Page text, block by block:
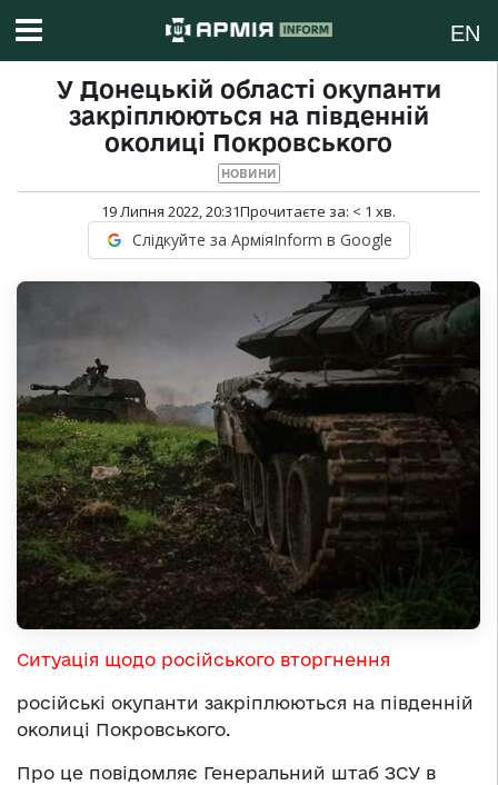
EN
У Донецькій області окупанти
закріплюються на південній
околиці Покровського
НОВИНИ
19 Липня 2022, 20:31Прочитаєте за: < 1 хв.
Слідкуйте за АрміяInform в Google
Ситуація щодо російського вторгнення
російські окупанти закріплюються на південній
околиці Покровського.
Про це повідомляє Генеральний штаб ЗСУ в